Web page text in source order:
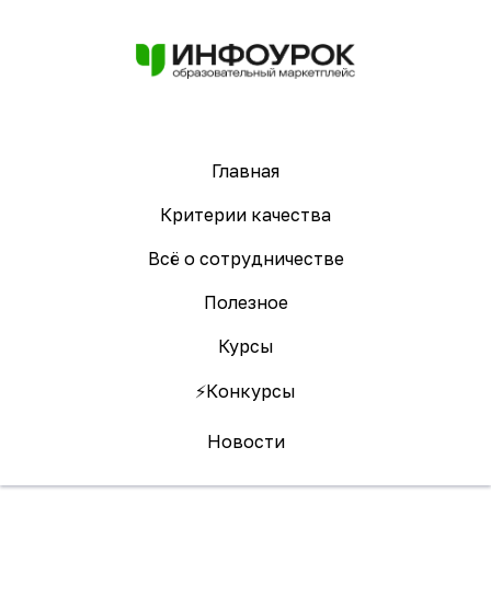
Главная
Критерии качества
Всё о сотрудничестве
Полезное
Курсы
⚡️Конкурсы
Новости